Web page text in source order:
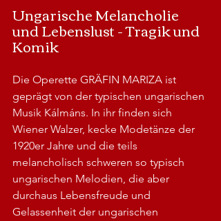
Ungarische Melancholie
und Lebenslust - Tragik und
Komik
Die Operette GRÄFIN MARIZA ist
geprägt von der typischen ungarischen
Musik Kálmáns. In ihr finden sich
Wiener Walzer, kecke Modetänze der
1920er Jahre und die teils
melancholisch schweren so typisch
ungarischen Melodien, die aber
durchaus Lebensfreude und
Gelassenheit der ungarischen